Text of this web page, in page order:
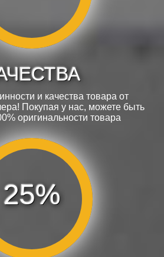
и качества товара от
Покупая у нас, можете быть
оригинальности товара
25%